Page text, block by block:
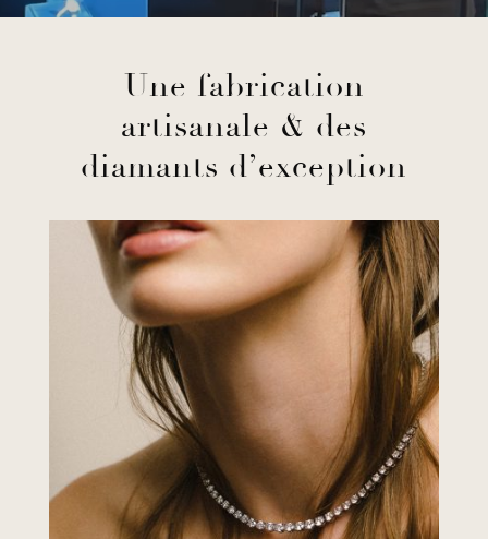
Une fabrication
artisanale & des
diamants d’exception